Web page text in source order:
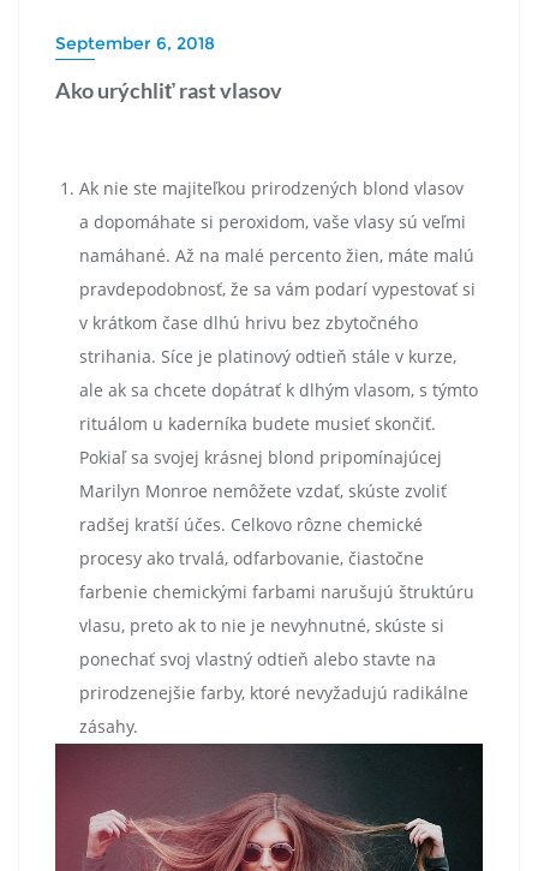
September 6, 2018
Ako urýchliť rast vlasov
Ak nie ste majiteľkou prirodzených blond vlasov
a dopomáhate si peroxidom, vaše vlasy sú veľmi
namáhané. Až na malé percento žien, máte malú
pravdepodobnosť, že sa vám podarí vypestovať si
v krátkom čase dlhú hrivu bez zbytočného
strihania. Síce je platinový odtieň stále v kurze,
ale ak sa chcete dopátrať k dlhým vlasom, s týmto
rituálom u kaderníka budete musieť skončiť.
Pokiaľ sa svojej krásnej blond pripomínajúcej
Marilyn Monroe nemôžete vzdať, skúste zvoliť
radšej kratší účes. Celkovo rôzne chemické
procesy ako trvalá, odfarbovanie, čiastočne
farbenie chemickými farbami narušujú štruktúru
vlasu, preto ak to nie je nevyhnutné, skúste si
ponechať svoj vlastný odtieň alebo stavte na
prirodzenejšie farby, ktoré nevyžadujú radikálne
zásahy.